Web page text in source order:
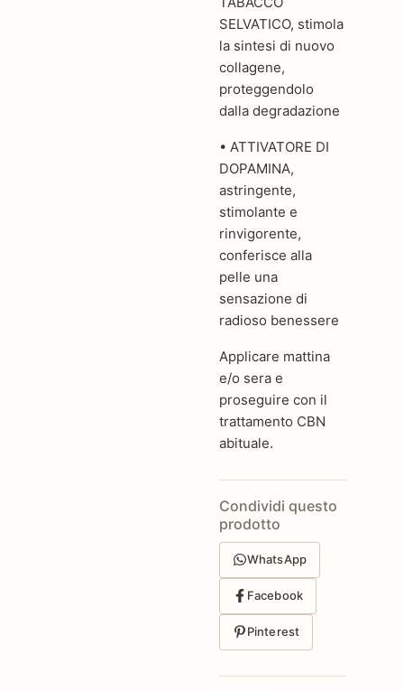
SELVATICO, stimola
la sintesi di nuovo
collagene,
proteggendolo
dalla degradazione
• ATTIVATORE DI
DOPAMINA,
astringente,
stimolante e
rinvigorente,
conferisce alla
pelle una
sensazione di
radioso benessere
Applicare mattina
e/o sera e
proseguire con il
trattamento CBN
abituale.
Condividi questo
prodotto
WhatsApp
Facebook
Pinterest